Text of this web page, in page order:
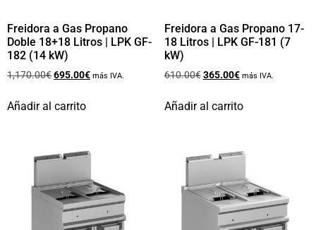
Freidora a Gas Propano
Doble 18+18 Litros | LPK GF-
182 (14 kW)
1,170.00€695.00€ más IVA.
Añadir al carrito
Freidora a Gas Propano 17-
18 Litros | LPK GF-181 (7
kW)
610.00€ 365.00€ más IVA.
Añadir al carrito